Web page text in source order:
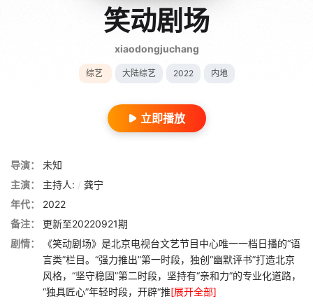
笑动剧场
xiaodongjuchang
综艺 大陆综艺 2022 内地
立即播放
导演：
未知
主演：
主持人: / 龚宁
年代：
2022
备注：
更新至20220921期
剧情：
《笑动剧场》是北京电视台文艺节目中心唯一一档日播的“语
言类”栏目。“强力推出”第一时段，独创“幽默评书”打造北京
风格，“坚守稳固”第二时段，坚持有“亲和力”的专业化道路，
“独具匠心”年轻时段，开辟“推[展开全部]